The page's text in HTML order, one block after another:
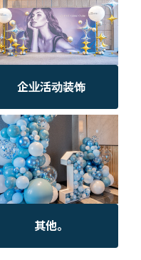
企业活动装饰
其他。